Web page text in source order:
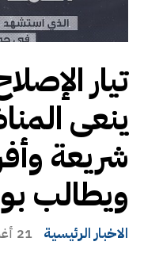
تيار
ينعى
شريعة
ويطالب
الاخبار الرئيسية 21 أغسطس، 2025